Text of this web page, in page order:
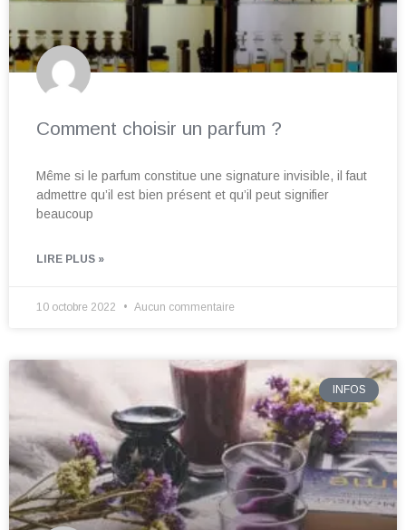
Comment choisir un parfum ?
Même si le parfum constitue une signature invisible, il faut
admettre qu’il est bien présent et qu’il peut signifier
beaucoup
LIRE PLUS »
10 octobre 2022 Aucun commentaire
INFOS